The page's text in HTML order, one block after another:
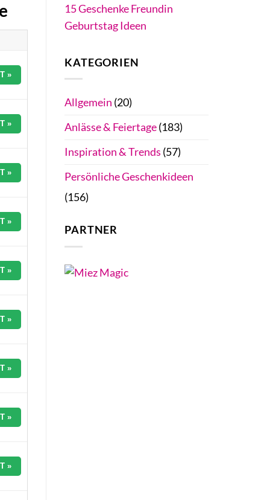
»
»
»
»
»
»
»
»
»
15 Geschenke Freundin
Geburtstag Ideen
KATEGORIEN
Allgemein (20)
Anlässe & Feiertage(183)
Inspiration & Trends (57)
Persönliche Geschenkideen
(156)
PARTNER